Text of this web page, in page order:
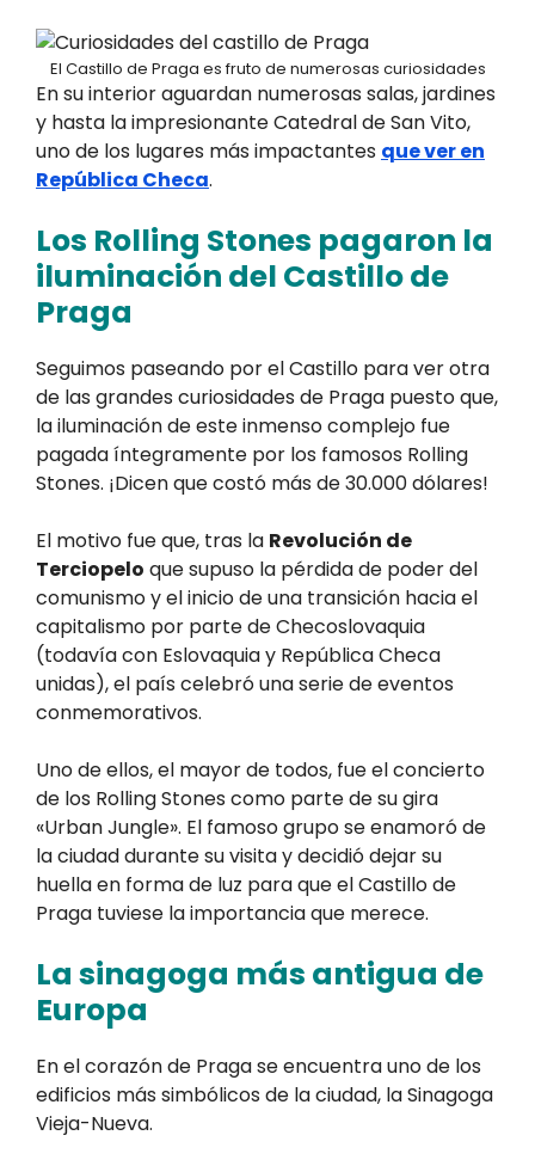
El Castillo de Praga es fruto de numerosas curiosidades
En su interior aguardan numerosas salas, jardines
y hasta la impresionante Catedral de San Vito,
uno de los lugares más impactantes que ver en
República Checa.
Los Rolling Stones pagaron la
iluminación del Castillo de
Praga
Seguimos paseando por el Castillo para ver otra
de las grandes curiosidades de Praga puesto que,
la iluminación de este inmenso complejo fue
pagada íntegramente por los famosos Rolling
Stones. ¡Dicen que costó más de 30.000 dólares!
El motivo fue que, tras la Revolución de
Terciopelo que supuso la pérdida de poder del
comunismo y el inicio de una transición hacia el
capitalismo por parte de Checoslovaquia
(todavía con Eslovaquia y República Checa
unidas), el país celebró una serie de eventos
conmemorativos.
Uno de ellos, el mayor de todos, fue el concierto
de los Rolling Stones como parte de su gira
«Urban Jungle». El famoso grupo se enamoró de
la ciudad durante su visita y decidió dejar su
huella en forma de luz para que el Castillo de
Praga tuviese la importancia que merece.
La sinagoga más antigua de
Europa
En el corazón de Praga se encuentra uno de los
edificios más simbólicos de la ciudad, la Sinagoga
Vieja-Nueva.